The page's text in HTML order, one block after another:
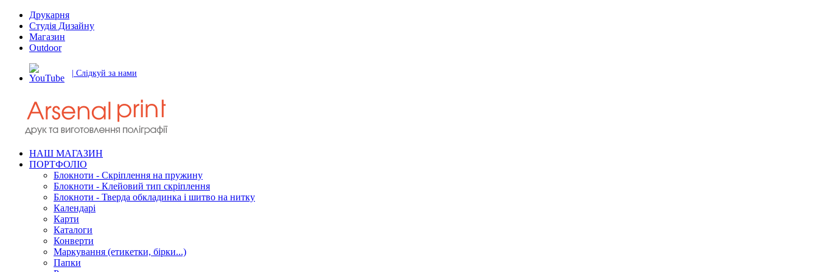
Друкарня
Студія Дизайну
Магазин
Outdoor
| Слідкуй за нами
НАШ МАГАЗИН
ПОРТФОЛІО
Блокноти - Скріплення на пружину
Блокноти - Клейовий тип скріплення
Блокноти - Тверда обкладинка і шитво на нитку
Календарі
Карти
Каталоги
Конверти
Маркування (етикетки, бірки...)
Папки